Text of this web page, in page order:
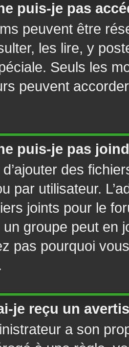
puis-je pas
peuvent être
les lire, y
Seuls les
peuvent
puis-je pas
des
par utilisateur.
joints pour le
groupe peut en
pas pourquoi
je reçu un
a son